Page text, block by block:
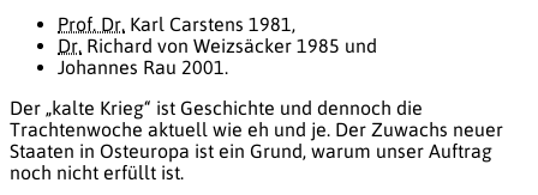
Prof. Dr. Karl Carstens 1981,
Dr. Richard von Weizsäcker 1985 und
Johannes Rau 2001.
Der „kalte Krieg“ ist Geschichte und dennoch die
Trachtenwoche aktuell wie eh und je. Der Zuwachs neuer
Staaten in Osteuropa ist ein Grund, warum unser Auftrag
noch nicht erfüllt ist.